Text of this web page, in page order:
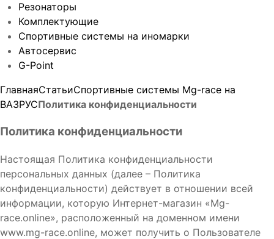
Резонаторы
Комплектующие
Спортивные системы на иномарки
Автосервис
G-Point
ГлавнаяСтатьиСпортивные системы Mg-race на
ВАЗРУСПолитика конфиденциальности
Политика конфиденциальности
Настоящая Политика конфиденциальности
персональных данных (далее – Политика
конфиденциальности) действует в отношении всей
информации, которую Интернет-магазин «Mg-
race.online», расположенный на доменном имени
www.mg-race.online, может получить о Пользователе